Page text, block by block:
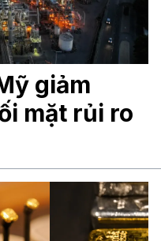
giảm
mặt rủi ro